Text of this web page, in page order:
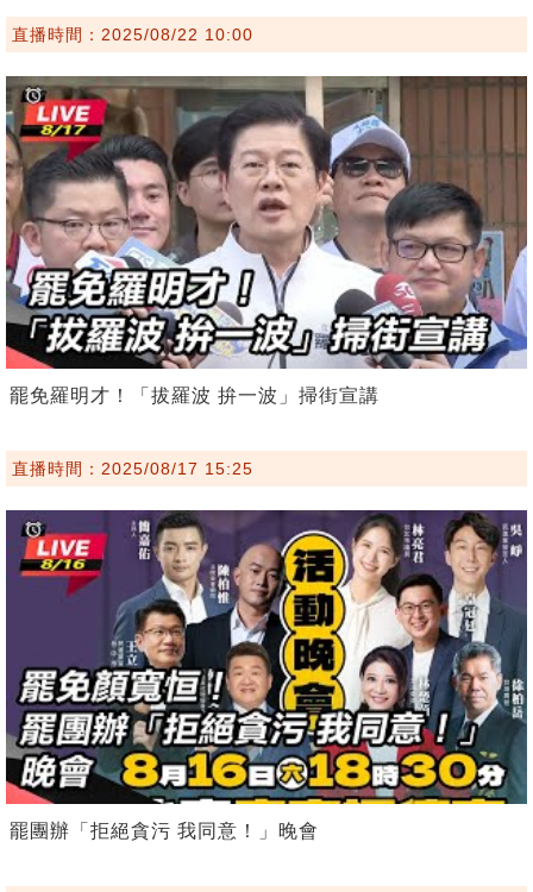
直播時間：2025/08/22 10:00
罷免羅明才！「拔羅波 拚一波」掃街宣講
直播時間：2025/08/17 15:25
罷團辦「拒絕貪污 我同意！」晚會